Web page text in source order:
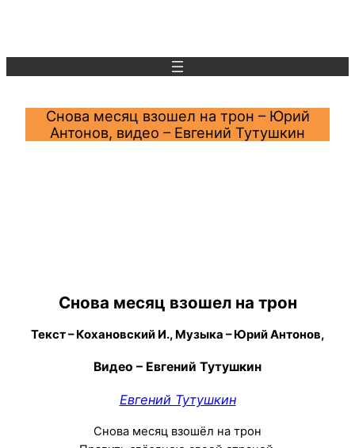
содержимому
Снова месяц взошел на трон – Юрий
Антонов, видео – Евгений Тутушкин
Снова месяц взошел на трон
Текст – Кохановский И., Музыка – Юрий Антонов,
Видео – Евгений Тутушкин
Евгений Тутушкин
Снова месяц взошёл на трон